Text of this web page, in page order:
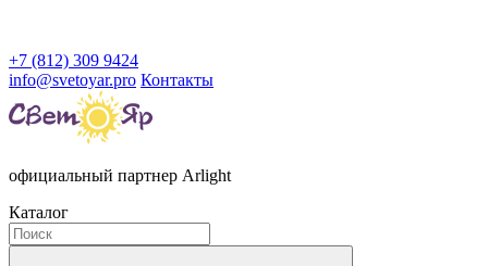
+7 (812) 309 9424
info@svetoyar.pro Контакты
официальный партнер Arlight
Каталог